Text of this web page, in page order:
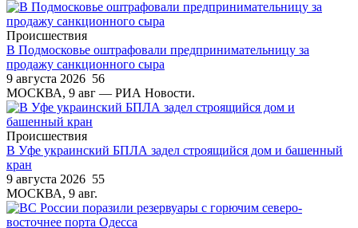
Происшествия
В Подмосковье оштрафовали предпринимательницу за
продажу санкционного сыра
9 августа 2026 56
МОСКВА, 9 авг — РИА Новости.
Происшествия
В Уфе украинский БПЛА задел строящийся дом и башенный
кран
9 августа 2026 55
МОСКВА, 9 авг.